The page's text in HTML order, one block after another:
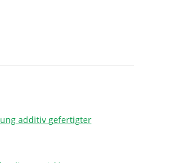
additiv gefertigter